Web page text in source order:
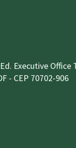
Executive Office
- CEP 70702-906